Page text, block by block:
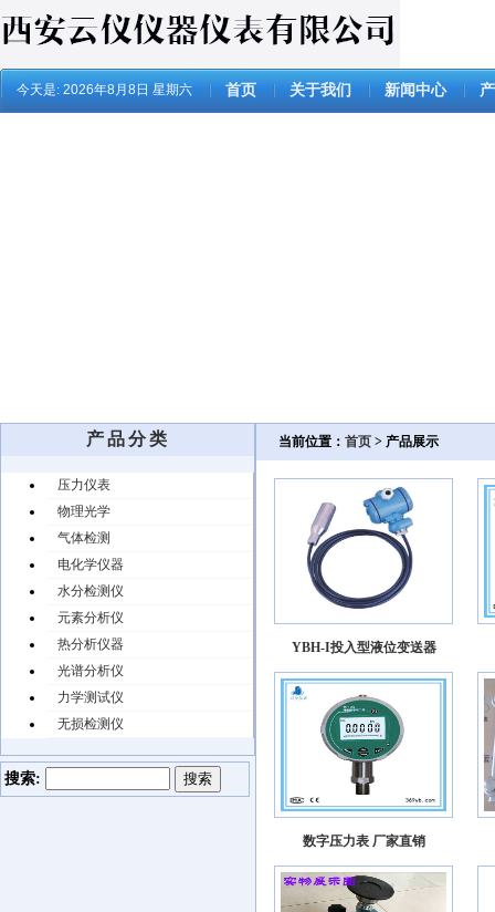
今天是: 2026年8月8日 星期六 首页 关于我们 新闻中心
产品分类
压力仪表
物理光学
气体检测
电化学仪器
水分检测仪
元素分析仪
热分析仪器
光谱分析仪
力学测试仪
无损检测仪
搜索:
当前位置： 首页 > 产品展示
YBH-I投入型液位变送器
数字压力表 厂家直销